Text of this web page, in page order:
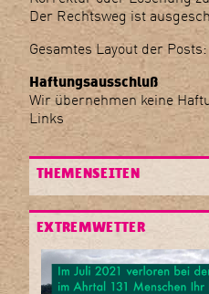
Der Rechtsweg ist
Gesamtes Layout der
Haftungsausschluß
Wir übernehmen keine
Links
THEMENSEITEN
EXTREMWETTER